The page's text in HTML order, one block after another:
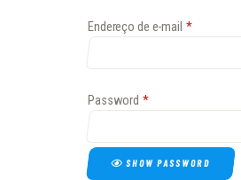
Endereço de e-mail *
Password *
SHOW PASSWORD